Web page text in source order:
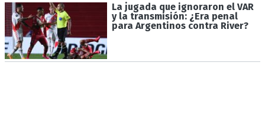
La jugada que ignoraron el VAR
y la transmisión: ¿Era penal
para Argentinos contra River?